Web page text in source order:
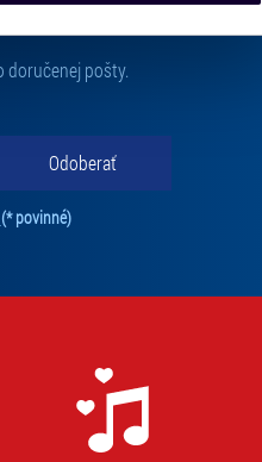
doručenej pošty.
Odoberať
(* povinné)Tento súhlas je povinný na